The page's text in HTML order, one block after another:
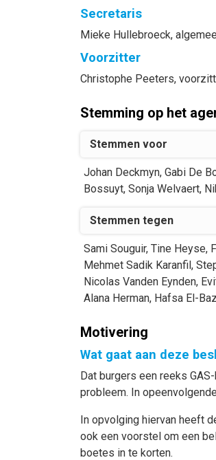
Secretaris
Mieke Hullebroeck,
Voorzitter
Christophe Peeters,
Stemming op het
Stemmen voor
Johan Deckmyn, Gabi De
Bossuyt, Sonja Welvaert,
Stemmen tegen
Sami Souguir, Tine Heyse,
Mehmet Sadik Karanfil,
Nicolas Vanden Eynden,
Alana Herman, Hafsa El-
Motivering
Wat gaat aan deze
Dat burgers een reeks
probleem. In
In opvolging hiervan heeft
ook een voorstel om een
boetes in te korten.